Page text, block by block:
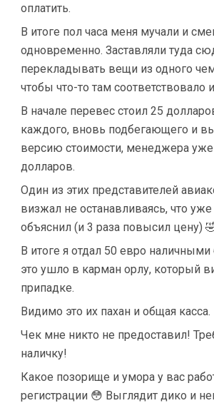
оплатить.
В итоге пол часа меня мучали и
одновременно. Заставляли туда
перекладывать вещи из одного
чтобы что-то там соответствовало
В начале перевес стоил 25
каждого, вновь подбегающего и
версию стоимости, менеджера
долларов.
Один из этих представителей
визжал не останавливаясь, что уже
объяснил (и 3 раза повысил цену)
В итоге я отдал 50 евро наличными
это ушло в карман орлу, который
припадке.
Видимо это их пахан и общая касса.
Чек мне никто не предоставил!
наличку!
Какое позорище и умора у вас
регистрации 😳 Выглядит дико и